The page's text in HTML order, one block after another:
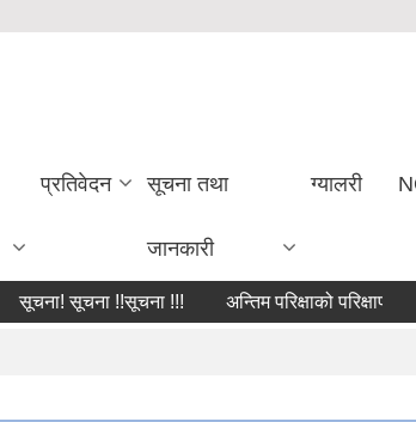
प्रतिवेदन सूचना तथा
जानकारी
ग्यालरी
सूचना! सूचना !!सूचना !!! अन्तिम परिक्षाको परिक्षाफल